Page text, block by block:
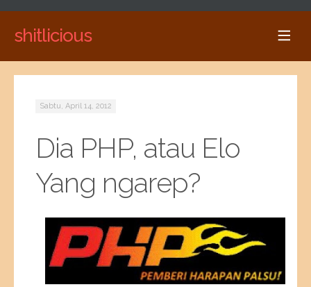
shitlicious
Sabtu, April 14, 2012
Dia PHP, atau Elo
Yang ngarep?